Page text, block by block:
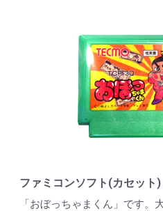
ファミコンソフト(カセット
「おぼっちゃまくん」です。